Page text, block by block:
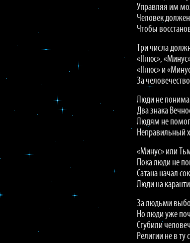
Управляя им
Человек
Чтобы
Три числа
«Плюс»,
«Плюс» и
За
Люди не
Два знака
Людям не
Неправильный
«Минус» или
Пока люди не
Сатана начал
Люди на
За людьми
Но люди уже
Сгубили
Религии не в ту